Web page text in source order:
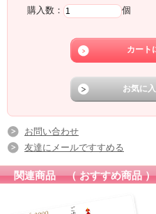
購入数： 個
お問い合わせ
友達にメールですすめる
関連商品 （ おすすめ商品 ）